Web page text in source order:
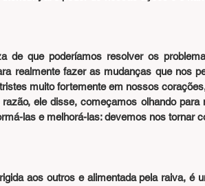
de que poderíamos resolver os
realmente fazer as mudanças que nos
muito fortemente em nossos
ele disse, começamos olhando para
las e melhorá-las: devemos nos tornar
aos outros e alimentada pela raiva, é